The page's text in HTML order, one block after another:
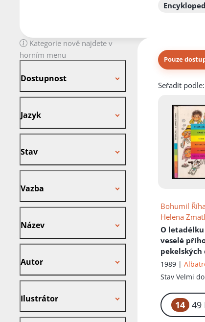
Kategorie nově najdete v
horním menu
Dostupnost
Jazyk
Stav
Vazba
Název
Autor
Ilustrátor
Pouze
Knihy autora
Seřadit podle:
Bohumil Říha
Helena
O
veselé
pekelských
jejich psa s
letadlem
1989 |
StavVelmi
14